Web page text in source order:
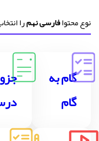
نوع محتوافارسی نهمرا
گام به
گام